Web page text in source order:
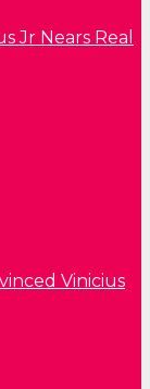
Jr Nears Real
Vinicius